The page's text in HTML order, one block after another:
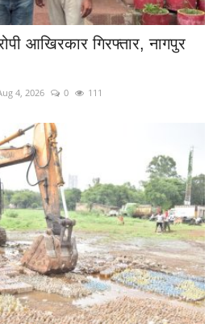
आखिरकार गिरफ्तार, नागपुर
4, 2026 0 111